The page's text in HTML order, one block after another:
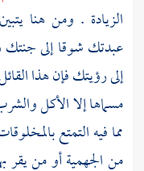
الزيادة . ومن هنا
عبدتك شوقا إلى جنتك
إلى رؤيتك فإن هذا
مسماها إلا الأكل
مما فيه التمتع
منالجهميةأو من يقر